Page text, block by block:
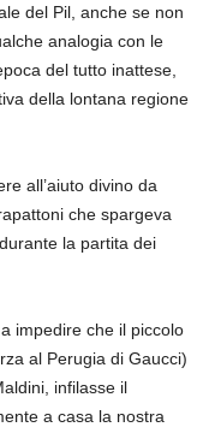
del Pil, anche se non
analogia con le
del tutto inattese,
della lontana regione
all’aiuto divino da
che spargeva
la partita dei
a impedire che il piccolo
al Perugia di Gaucci)
aldini infilasse il
a casa la nostra